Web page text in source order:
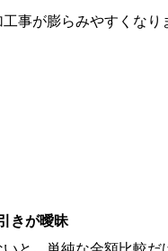
事が膨らみやすくなり
きが曖昧